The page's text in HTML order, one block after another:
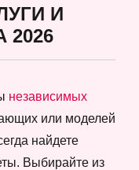
И
2026
независимых
или моделей
найдете
Выбирайте из